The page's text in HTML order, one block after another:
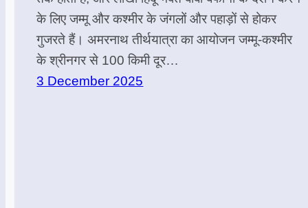
के लिए जम्मू और कश्मीर के जंगलों और पहाड़ों से होकर
गुजरते हैं। अमरनाथ तीर्थयात्रा का आयोजन जम्मू-कश्मीर
के श्रीनगर से 100 किमी दूर…
3 December 2025